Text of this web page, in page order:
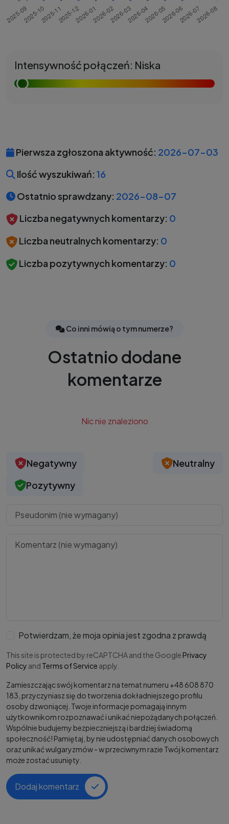
Intensywność połączeń: Niska
Pierwsza zgłoszona aktywność: 2026-07-03
Ilość wyszukiwań: 16
Ostatnio sprawdzany: 2026-08-07
Liczba negatywnych komentarzy: 0
Liczba neutralnych komentarzy: 0
Liczba pozytywnych komentarzy: 0
Co inni mówią o tym numerze?
Ostatnio dodane
komentarze
Nic nie znaleziono
Negatywny
Neutralny
Pozytywny
Potwierdzam, że moja opinia jest zgodna z prawdą
This site is protected by reCAPTCHA and the Google Privacy
Policy and Terms of Service apply.
Zamieszczając swój komentarz na temat numeru +48 608 870
183, przyczyniasz się do tworzenia dokładniejszego profilu
osoby dzwoniącej. Twoje informacje pomagają innym
użytkownikom rozpoznawać i unikać niepożądanych połączeń.
Wspólnie budujemy bezpieczniejszą i bardziej świadomą
społeczność! Pamiętaj, by nie udostępniać danych osobowych
oraz unikać wulgaryzmów - w przeciwnym razie Twój komentarz
może zostać usunięty.
Dodaj komentarz